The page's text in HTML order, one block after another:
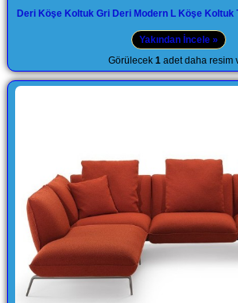
Deri Köşe Koltuk Gri Deri Modern L Köşe Koltuk
Yakından İncele »
Görülecek1 adet daha resim